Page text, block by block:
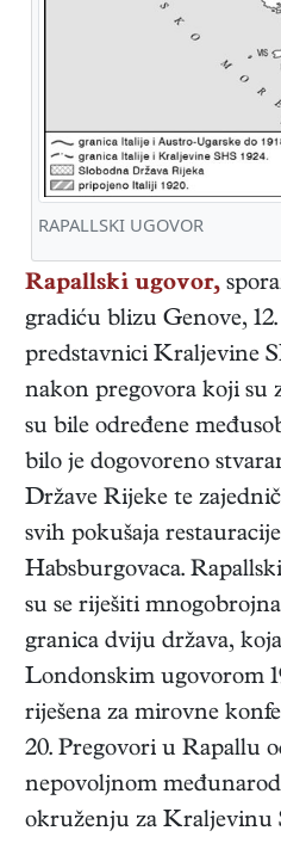
RAPALLSKI UGOVOR
Rapallski ugovor,
gradiću blizu Genove,
predstavnici Kraljevine
nakon pregovora koji su
su bile određene
bilo je dogovoreno
Države Rijeke te
svih pokušaja
Habsburgovaca.
su se riješiti
granica dviju država,
Londonskim ugovorom
riješena za mirovne
20. Pregovori u Rapallu
nepovoljnom
okruženju za Kraljevinu